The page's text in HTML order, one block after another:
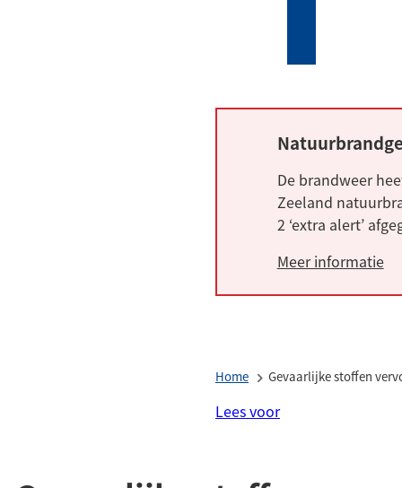
externe
Alarm:
De brandweer
Zeeland
2 ‘extra alert’
Meer informatie
Home Gevaarlijke stoffen
Lees voor